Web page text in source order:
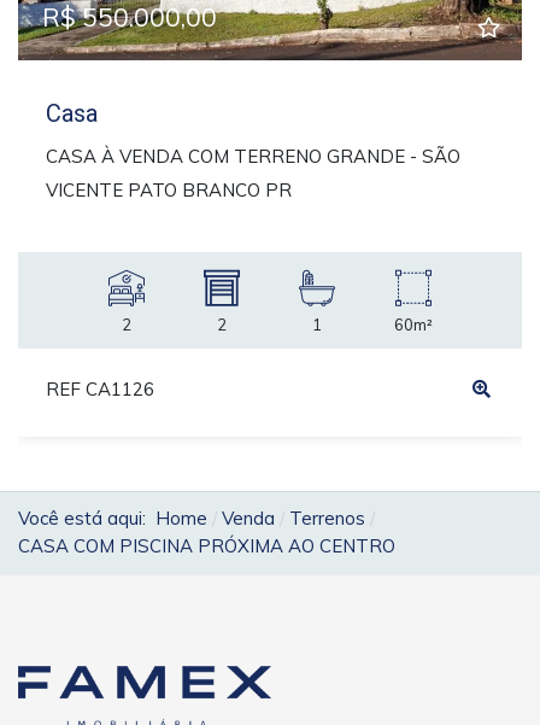
R$ 550.000,00
Casa
CASA À VENDA COM TERRENO GRANDE - SÃO
VICENTE PATO BRANCO PR
2 2 1 60m²
REF CA1126
Você está aqui: Home Venda
Terrenos
CASA COM PISCINA PRÓXIMA AO CENTRO